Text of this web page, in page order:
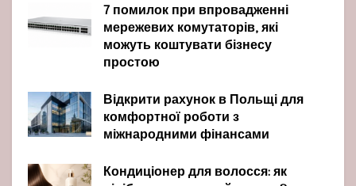
7 помилок при впровадженні
мережевих комутаторів, які
можуть коштувати бізнесу
простою
Відкрити рахунок в Польщі для
комфортної роботи з
міжнародними фінансами
Кондиціонер для волосся: як